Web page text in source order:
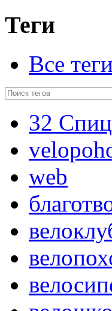
Теги
Все теги
32
web